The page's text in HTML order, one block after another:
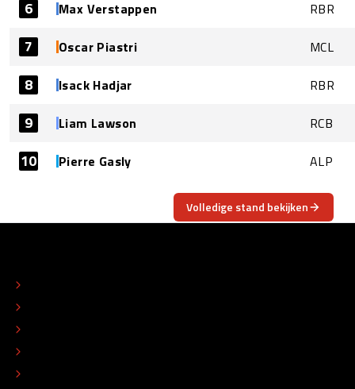
6 Max Verstappen RBR
7 Oscar Piastri MCL
8 Isack Hadjar RBR
9 Liam Lawson RCB
10 Pierre Gasly ALP
Volledige stand bekijken